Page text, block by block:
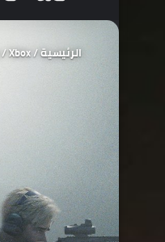
الرئيسية/
Xbox
/